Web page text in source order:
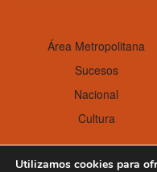
Área Metropolitana
Sucesos
Nacional
Cultura
Utilizamos cookies para